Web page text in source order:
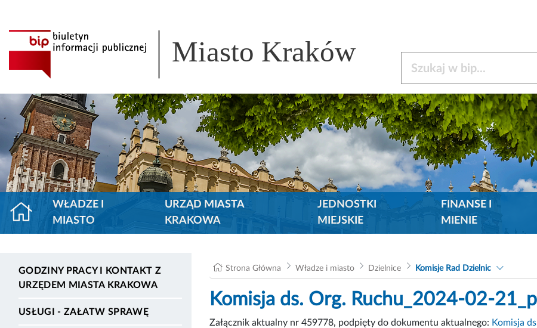
Miasto Kraków
WŁADZE I
MIASTO
URZĄD MIASTA
KRAKOWA
JEDNOSTKI
MIEJSKIE
FINANSE I
MIENIE
GODZINY PRACY I KONTAKT Z
URZĘDEM MIASTA KRAKOWA
USŁUGI - ZAŁATW SPRAWĘ
Strona Główna Władze i miasto Dzielnice Komisje Rad Dzielnic
Komisja ds. Org. Ruchu_2024-02-
Załącznik aktualny nr 459778, podpięty do dokumentu aktualnego: Komisja